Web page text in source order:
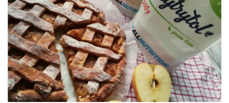
р
ы
т
ь
н
а
в